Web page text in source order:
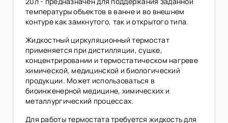
температуры объектов в ванне и во внешнем
контуре как замкнутого, так и открытого типа.
Жидкостный циркуляционный термостат
применяется при дистилляции, сушке,
концентрировании и термостатическом нагреве
химической, медицинской и биологический
продукции. Может использоваться в
биоинженерной медицине, химических и
металлургический процессах.
Для работы термостата требуется жидкость для